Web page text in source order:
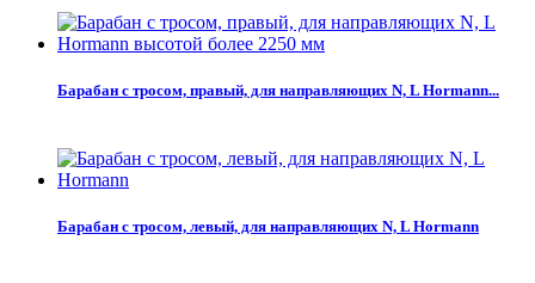
Барабан с тросом, правый, для направляющих N, L Hormann...
Барабан с тросом, левый, для направляющих N, L Hormann